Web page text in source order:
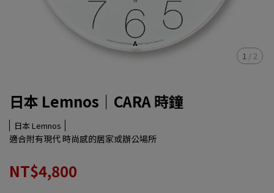
1 / 2
日本 Lemnos｜CARA 時鐘
日本 Lemnos
適合附有現代 時尚感的居家或辦公場所
NT$4,800